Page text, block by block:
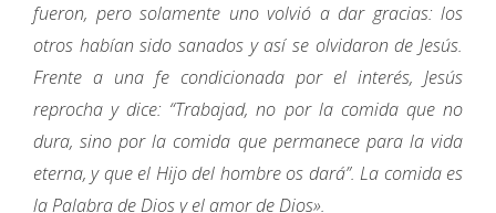
fueron, pero solamente uno volvió a dar gracias: los
otros habían sido sanados y así se olvidaron de Jesús.
Frente a una fe condicionada por el interés, Jesús
reprocha y dice: “Trabajad, no por la comida que no
dura, sino por la comida que permanece para la vida
eterna, y que el Hijo del hombre os dará”. La comida es
la Palabra de Dios y el amor de Dios».